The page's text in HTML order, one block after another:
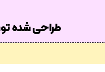
طراحی شده